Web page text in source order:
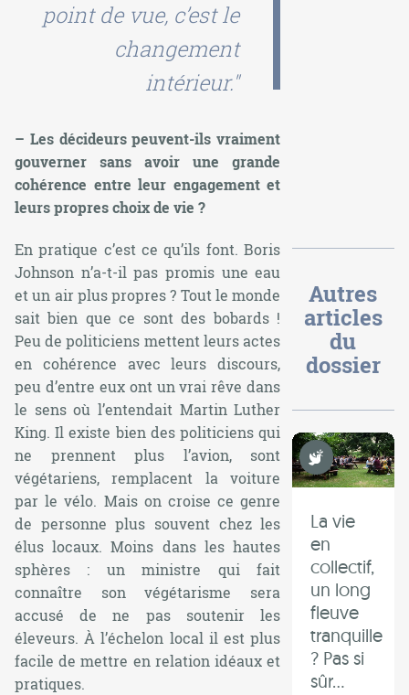
point de vue, c’est le
changement
intérieur."
– Les décideurs peuvent-ils vraiment
gouverner sans avoir une grande
cohérence entre leur engagement et
leurs propres choix de vie ?
En pratique c’est ce qu’ils font. Boris
Johnson n’a-t-il pas promis une eau
et un air plus propres ? Tout le monde
sait bien que ce sont des bobards !
Peu de politiciens mettent leurs actes
en cohérence avec leurs discours,
peu d’entre eux ont un vrai rêve dans
le sens où l’entendait Martin Luther
King. Il existe bien des politiciens qui
ne prennent plus l’avion, sont
végétariens, remplacent la voiture
par le vélo. Mais on croise ce genre
de personne plus souvent chez les
élus locaux. Moins dans les hautes
sphères : un ministre qui fait
connaître son végétarisme sera
accusé de ne pas soutenir les
éleveurs. À l’échelon local il est plus
facile de mettre en relation idéaux et
pratiques.
Autres
articles
du
dossier
Non Violence
La vie
en
collectif,
un long
fleuve
tranquille
? Pas si
sûr...